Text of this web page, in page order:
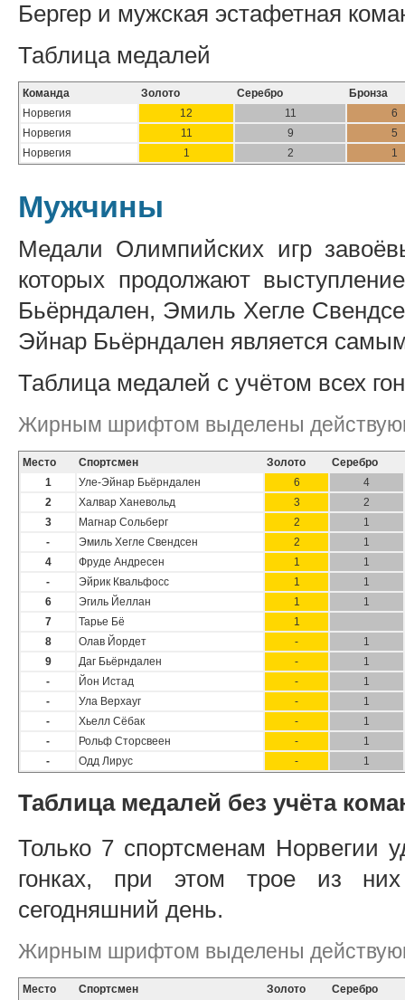
Бергер и мужская эстафетная
Таблица медалей
Команда Золото Серебро
Бронза
Норвегия
12 11
6
Норвегия
11 9
5
Норвегия
1 2 1
Мужчины
Медали Олимпийских игр
которых продолжают
Бьёрндален, Эмиль Хегле
Эйнар Бьёрндален является
Таблица медалей с учётом всех
Жирным шрифтом выделены
Место Спортсмен Золото
Серебро
1
Уле-Эйнар Бьёрндален 6
4
2
Халвар Ханевольд 3
2
3
Магнар Сольберг 2
1
-
Эмиль Хегле Свендсен 2
1
4
Фруде Андресен 1
1
-
Эйрик Квальфосс 1
1
6
Эгиль Йеллан 1
1
7
Тарье Бё
1
8
Олав Йордет -
1
9
Даг Бьёрндален -
1
-
Йон Истад -
1
-
Ула Верхауг -
1
-
Хьелл Сёбак -
1
-
Рольф Сторсвеен -
1
-
Одд Лирус - 1
Таблица медалей без учёта
Только 7 спортсменам Норвегии
гонках, при этом трое из
сегодняшний день.
Жирным шрифтом выделены
Место Спортсмен Золото Серебро